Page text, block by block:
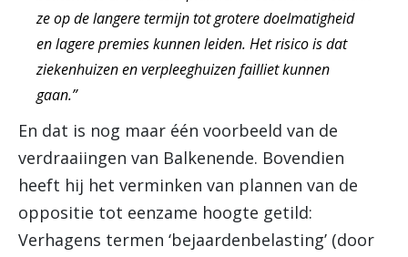
ze op de langere termijn tot grotere doelmatigheid
en lagere premies kunnen leiden. Het risico is dat
ziekenhuizen en verpleeghuizen failliet kunnen
gaan.”
En dat is nog maar één voorbeeld van de
verdraaiingen van Balkenende. Bovendien
heeft hij het verminken van plannen van de
oppositie tot eenzame hoogte getild:
Verhagens termen ‘bejaardenbelasting’ (door